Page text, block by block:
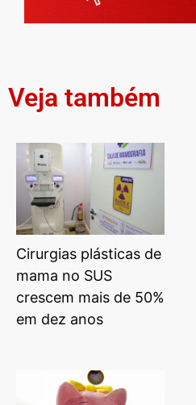
Veja também
Cirurgias plásticas de
mama no SUS
crescem mais de 50%
em dez anos